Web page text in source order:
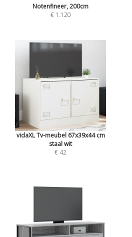
Notenfineer, 200cm
€ 1.120
vidaXL Tv-meubel 67x39x44 cm
staal wit
€ 42